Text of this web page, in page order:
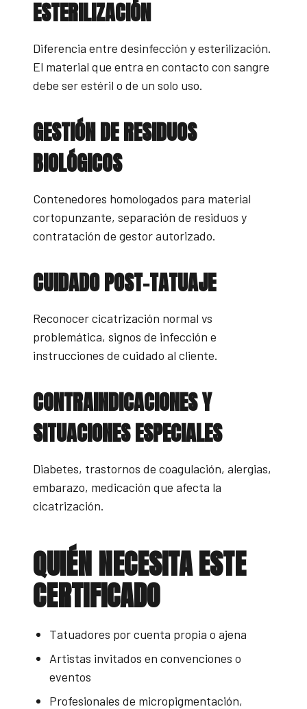
ESTERILIZACIÓN
Diferencia entre desinfección y esterilización.
El material que entra en contacto con sangre
debe ser estéril o de un solo uso.
GESTIÓN DE RESIDUOS
BIOLÓGICOS
Contenedores homologados para material
cortopunzante, separación de residuos y
contratación de gestor autorizado.
CUIDADO POST-TATUAJE
Reconocer cicatrización normal vs
problemática, signos de infección e
instrucciones de cuidado al cliente.
CONTRAINDICACIONES Y
SITUACIONES ESPECIALES
Diabetes, trastornos de coagulación, alergias,
embarazo, medicación que afecta la
cicatrización.
QUIÉN NECESITA ESTE
CERTIFICADO
Tatuadores por cuenta propia o ajena
Artistas invitados en convenciones o
eventos
Profesionales de micropigmentación,